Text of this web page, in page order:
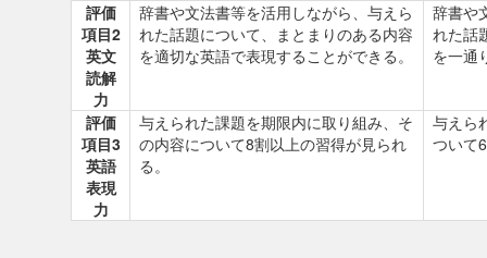
評価
項目2
英文
読解
力
辞書や文法書等を活用しながら、与えら
れた話題について、まとまりのある内容
を適切な英語で表現することができる。
辞書や
れた話
を一通
評価
項目3
英語
表現
力
与えられた課題を期限内に取り組み、そ
の内容について8割以上の習得が見られ
る。
与えら
ついて